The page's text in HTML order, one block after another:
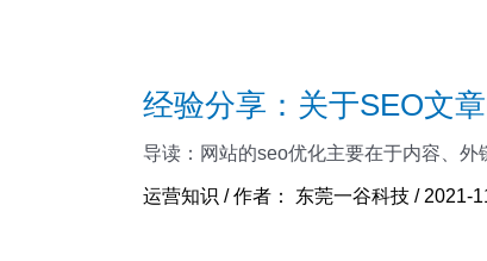
经验分享：关于SEO文
导读：网站的seo优化主要在于内容、
运营知识 / 作者： 东莞一谷科技 / 2021-